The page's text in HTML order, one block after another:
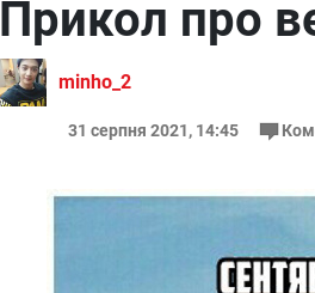
Прикол про
minho_2
31 серпня 2021, 14:45